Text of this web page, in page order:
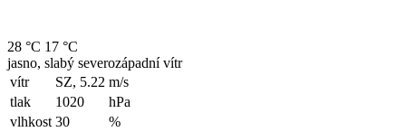
28 °C 17 °C
jasno, slabý severozápadní vítr
vítr
SZ, 5.22 m/s
tlak
1020
hPa
vlhkost 30
%